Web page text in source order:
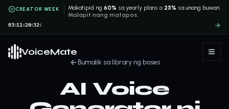
CREATOR WEEK Makatipid ng60% sa yearly plans o 25% sa unang buwan.
Malapit nang matapos.
03D11H 26M32S
VoiceMate
Bumalik sa library ng boses
AI Voice